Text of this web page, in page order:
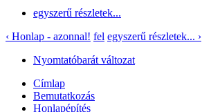
egyszerű részletek...
‹ Honlap - azonnal! fel egyszerű részletek... ›
Nyomtatóbarát változat
Címlap
Bemutatkozás
Honlapépítés